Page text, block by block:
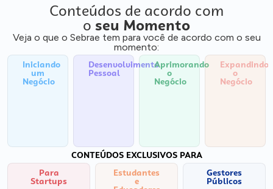
Conteúdos de acordo com
o seu Momento
Veja o que o Sebrae tem para você de acordo com o seu
momento:
Iniciando
um
Negócio
Desenvolvimento
Pessoal
Aprimorando
o
Negócio
Expandindo
o
Negócio
CONTEÚDOS EXCLUSIVOS PARA
Para
Startups
Estudantes
e
Gestores
Públicos